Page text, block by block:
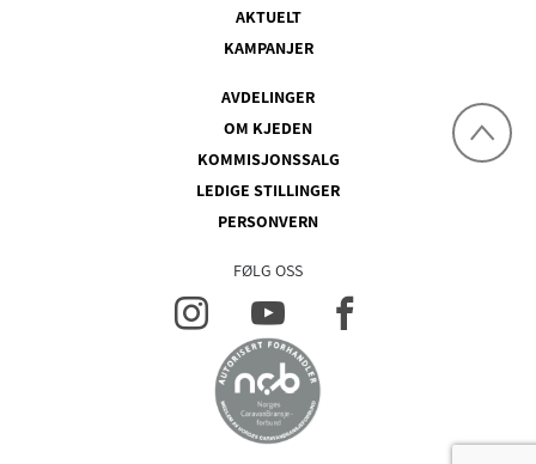
AKTUELT
KAMPANJER
AVDELINGER
OM KJEDEN
KOMMISJONSSALG
LEDIGE STILLINGER
PERSONVERN
FØLG OSS